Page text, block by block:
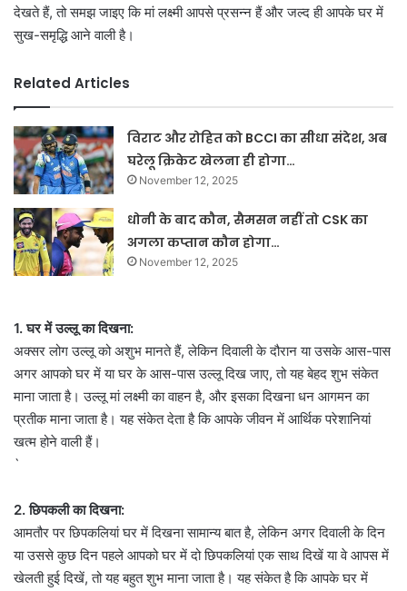
देखते हैं, तो समझ जाइए कि मां लक्ष्मी आपसे प्रसन्न हैं और जल्द ही आपके घर में
सुख-समृद्धि आने वाली है।
Related Articles
विराट और रोहित को BCCI का सीधा संदेश, अब
घरेलू क्रिकेट खेलना ही होगा…
November 12, 2025
धोनी के बाद कौन, सैमसन नहीं तो CSK का
अगला कप्तान कौन होगा…
November 12, 2025
1. घर में उल्लू का दिखना:
अक्सर लोग उल्लू को अशुभ मानते हैं, लेकिन दिवाली के दौरान या उसके आस-पास
अगर आपको घर में या घर के आस-पास उल्लू दिख जाए, तो यह बेहद शुभ संकेत
माना जाता है। उल्लू मां लक्ष्मी का वाहन है, और इसका दिखना धन आगमन का
प्रतीक माना जाता है। यह संकेत देता है कि आपके जीवन में आर्थिक परेशानियां
खत्म होने वाली हैं।
`
2. छिपकली का दिखना:
आमतौर पर छिपकलियां घर में दिखना सामान्य बात है, लेकिन अगर दिवाली के दिन
या उससे कुछ दिन पहले आपको घर में दो छिपकलियां एक साथ दिखें या वे आपस में
खेलती हुई दिखें, तो यह बहुत शुभ माना जाता है। यह संकेत है कि आपके घर में